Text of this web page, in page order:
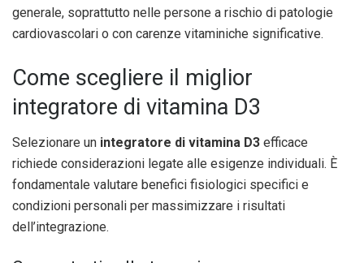
generale, soprattutto nelle persone a rischio di patologie
cardiovascolari o con carenze vitaminiche significative.
Come scegliere il miglior
integratore di vitamina D3
Selezionare un integratore di vitamina D3 efficace
richiede considerazioni legate alle esigenze individuali. È
fondamentale valutare benefici fisiologici specifici e
condizioni personali per massimizzare i risultati
dell’integrazione.